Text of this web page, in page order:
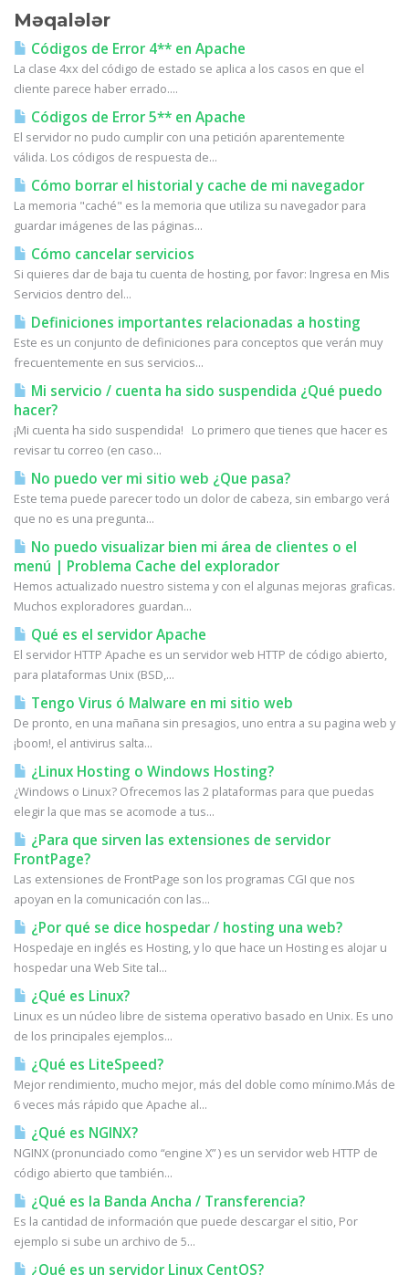
Məqalələr
Códigos de Error 4** en Apache
La clase 4xx del código de estado se aplica a los casos en que el
cliente parece haber errado....
Códigos de Error 5** en Apache
El servidor no pudo cumplir con una petición aparentemente
válida. Los códigos de respuesta de...
Cómo borrar el historial y cache de mi navegador
La memoria "caché" es la memoria que utiliza su navegador para
guardar imágenes de las páginas...
Cómo cancelar servicios
Si quieres dar de baja tu cuenta de hosting, por favor: Ingresa en Mis
Servicios dentro del...
Definiciones importantes relacionadas a hosting
Este es un conjunto de definiciones para conceptos que verán muy
frecuentemente en sus servicios...
Mi servicio / cuenta ha sido suspendida ¿Qué puedo
hacer?
¡Mi cuenta ha sido suspendida! Lo primero que tienes que hacer es
revisar tu correo (en caso...
No puedo ver mi sitio web ¿Que pasa?
Este tema puede parecer todo un dolor de cabeza, sin embargo verá
que no es una pregunta...
No puedo visualizar bien mi área de clientes o el
menú | Problema Cache del explorador
Hemos actualizado nuestro sistema y con el algunas mejoras graficas.
Muchos exploradores guardan...
Qué es el servidor Apache
El servidor HTTP Apache es un servidor web HTTP de código abierto,
para plataformas Unix (BSD,...
Tengo Virus ó Malware en mi sitio web
De pronto, en una mañana sin presagios, uno entra a su pagina web y
¡boom!, el antivirus salta...
¿Linux Hosting o Windows Hosting?
¿Windows o Linux? Ofrecemos las 2 plataformas para que puedas
elegir la que mas se acomode a tus...
¿Para que sirven las extensiones de servidor
FrontPage?
Las extensiones de FrontPage son los programas CGI que nos
apoyan en la comunicación con las...
¿Por qué se dice hospedar / hosting una web?
Hospedaje en inglés es Hosting, y lo que hace un Hosting es alojar u
hospedar una Web Site tal...
¿Qué es Linux?
Linux es un núcleo libre de sistema operativo basado en Unix. Es uno
de los principales ejemplos...
¿Qué es LiteSpeed?
Mejor rendimiento, mucho mejor, más del doble como mínimo.Más de
6 veces más rápido que Apache al...
¿Qué es NGINX?
NGINX (pronunciado como “engine X” ) es un servidor web HTTP de
código abierto que también...
¿Qué es la Banda Ancha / Transferencia?
Es la cantidad de información que puede descargar el sitio, Por
ejemplo si sube un archivo de 5...
¿Qué es un servidor Linux CentOS?